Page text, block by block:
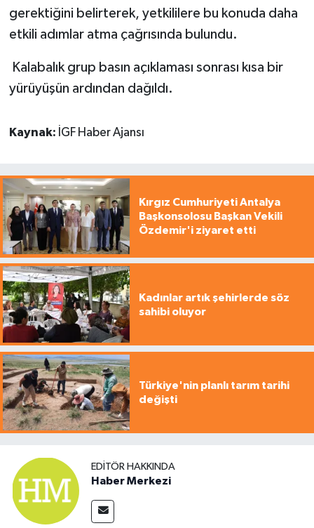
gerektiğini belirterek, yetkililere bu konuda daha
etkili adımlar atma çağrısında bulundu.
Kalabalık grup basın açıklaması sonrası kısa bir
yürüyüşün ardından dağıldı.
Kaynak: İGF Haber Ajansı
Kırgız Cumhuriyeti Antalya
Başkonsolosu Başkan Vekili
Özdemir'i ziyaret etti
Kadınlar artık şehirlerde söz
sahibi oluyor
Türkiye'nin planlı tarım tarihi
değişti
EDITÖR HAKKINDA
Haber Merkezi